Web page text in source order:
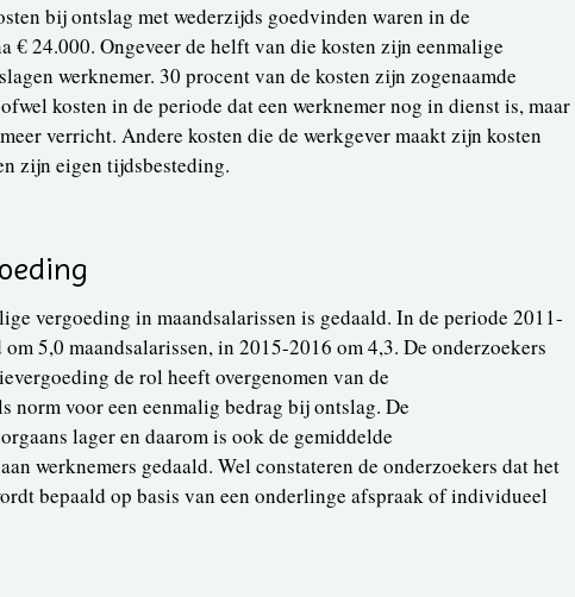
bij ontslag met wederzijds goedvinden waren in de
€ 24.000. Ongeveer de helft van die kosten zijn eenmalige
werknemer. 30 procent van de kosten zijn zogenaamde
kosten in de periode dat een werknemer nog in dienst is, maar
verricht. Andere kosten die de werkgever maakt zijn kosten
zijn eigen tijdsbesteding.
vergoeding in maandsalarissen is gedaald. In de periode 2011-
5,0 maandsalarissen, in 2015-2016 om 4,3. De onderzoekers
de rol heeft overgenomen van de
norm voor een eenmalig bedrag bij ontslag. De
lager en daarom is ook de gemiddelde
werknemers gedaald. Wel constateren de onderzoekers dat het
bepaald op basis van een onderlinge afspraak of individueel